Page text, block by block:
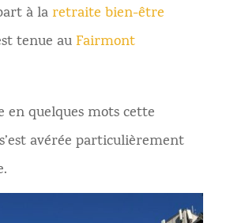
à laretraite bien-être
tenue auFairmont
en quelques mots cette
avérée particulièrement